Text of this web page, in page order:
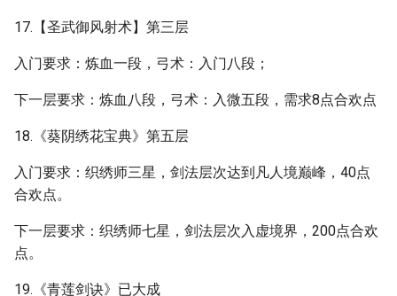
17.【圣武御风射术】第三层
入门要求：炼血一段，弓术：入门八段；
下一层要求：炼血八段，弓术：入微五段，需求8点合欢点
18.《葵阴绣花宝典》第五层
入门要求：织绣师三星，剑法层次达到凡人境巅峰，40点
合欢点。
下一层要求：织绣师七星，剑法层次入虚境界，200点合欢
点。
19.《青莲剑诀》已大成